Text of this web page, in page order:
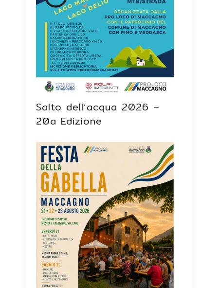
Salto dell’acqua 2026 –
20a Edizione